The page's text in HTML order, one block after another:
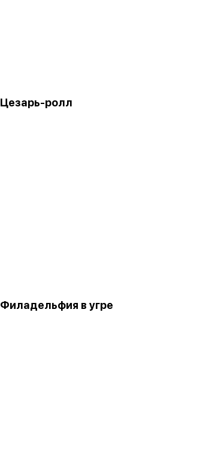
Цезарь-ролл
Филадельфия в угре